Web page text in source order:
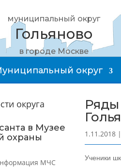
муниципальный округ
Гольяново
в городе Москве
округ
округа
в Музее
охраны
МЧС
1.11.2018|
Ученики